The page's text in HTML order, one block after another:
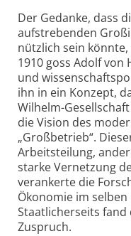
Der Gedanke, dass
aufstrebenden
nützlich sein
1910 goss Adolf
und
ihn in ein Konzept,
Wilhelm-
die Vision des
„Großbetrieb“.
Arbeitsteilung,
starke Vernetzung
verankerte die
Ökonomie im
Staatlicherseits fand
Zuspruch.